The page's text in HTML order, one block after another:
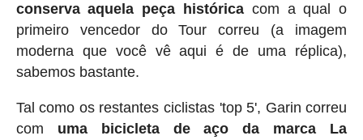
conserva aquela peça histórica com a qual o
primeiro vencedor do Tour correu (a imagem
moderna que você vê aqui é de uma réplica),
sabemos bastante.
Tal como os restantes ciclistas 'top 5', Garin correu
com uma bicicleta de aço da marca La